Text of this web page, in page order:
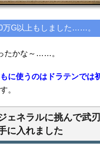
万G以上もしました……。
たかな～……。
に使うのはドラテンでは
。
ェネラルに挑んで武
に入れました